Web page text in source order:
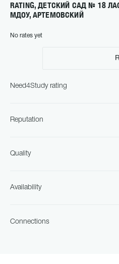
RATING, ДЕТСКИЙ САД № 18
МДОУ, АРТЕМОВСКИЙ
No rates yet
Need4Study rating
Reputation
Quality
Availability
Connections